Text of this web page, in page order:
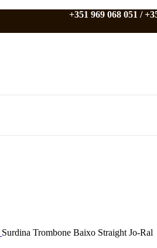
+351 969 068 051 /
Surdina Trombone Baixo Straight Jo-Ral